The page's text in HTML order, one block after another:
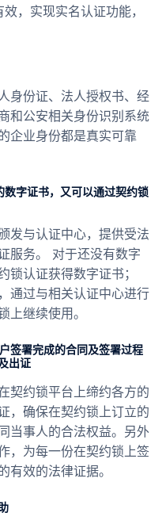
，实现实名认证功能，
身份证、法人授权书、经
和公安相关身份识别系统
企业身份都是真实可靠
字证书，又可以通过契约锁
发与认证中心，提供受法
服务。 对于还没有数字
锁认证获得数字证书；
通过与相关认证中心进行
上继续使用。
签署完成的合同及签署过程
出证
契约锁平台上缔约各方的
，确保在契约锁上订立的
当事人的合法权益。另外
，为每一份在契约锁上签
有效的法律证据。